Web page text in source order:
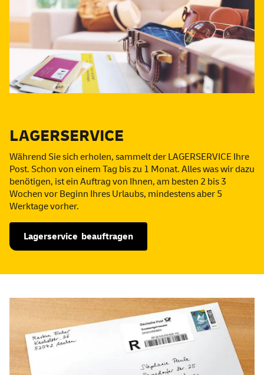
LAGERSERVICE
Während Sie sich erholen, sammelt der LAGERSERVICE Ihre
Post. Schon von einem Tag bis zu 1 Monat. Alles was wir dazu
benötigen, ist ein Auftrag von Ihnen, am besten 2 bis 3
Wochen vor Beginn Ihres Urlaubs, mindestens aber 5
Werktage vorher.
Lagerservice beauftragen
Auch Interessant für Sie?